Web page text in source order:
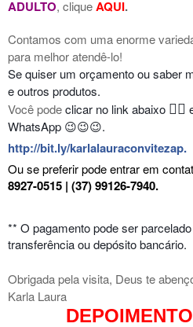
ADULTO, cliqueAQUI.
Contamos com uma enorme
para melhor atendê-lo!
Se quiser um orçamento ou saber
e outros produtos.
Você podeclicar no link abaixo 👇🏻
WhatsApp 😉😉😉.
http://bit.ly/karlalauraconvitezap.
Ou se preferir pode entrar em
8927-0515 | (37) 99126-7940.
** O pagamento pode ser
transferência ou depósito bancário.
Obrigada pela visita, Deus te
Karla Laura